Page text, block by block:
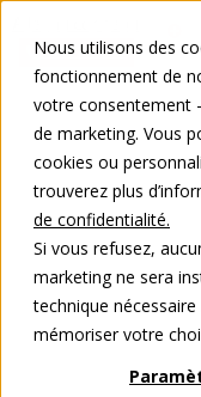
Nous utilisons des
fonctionnement de
votre consentement
de marketing. Vous
cookies ou
trouverez plus
de confidentialité.
Si vous refusez,
marketing ne sera
technique
mémoriser votre
0848 00 77 88